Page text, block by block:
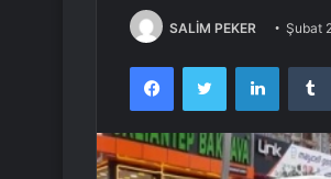
SALİM PEKER Şubat
FacebookTwitter LinkedIn